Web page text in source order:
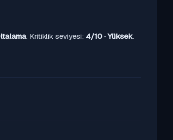
. Kritiklik seviyesi: 4/10 · Yüksek.